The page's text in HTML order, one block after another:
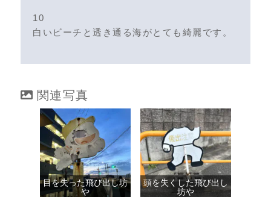
10
白いビーチと透き通る海がとても綺麗です。
関連写真
目を失った飛び出し坊
や
頭を失くした飛び出し
坊や